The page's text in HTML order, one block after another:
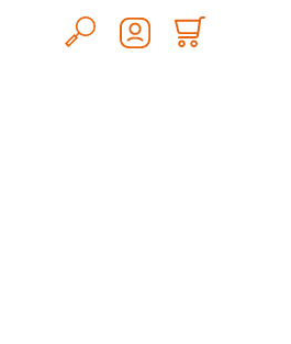
Hledat